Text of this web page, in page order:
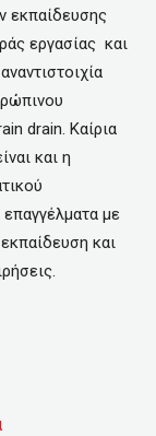
εκπαίδευσης
εργασίας και
drain. Καίρια
και η
με
και